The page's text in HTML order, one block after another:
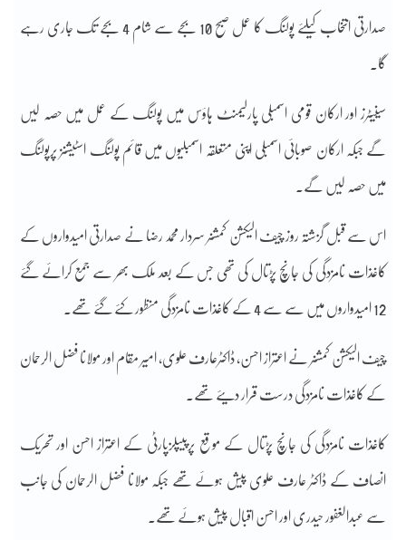
صدارتی انتخاب کیلئے پولنگ کا عمل صبح 10 بجے سے شام 4 بجے تک جاری رہے
گا۔
سینیٹرز اور ارکان قومی اسمبلی پارلیمنٹ ہاؤس میں پولنگ کے عمل میں حصہ لیں
گے جبکہ ارکان صوبائی اسمبلی اپنی متعلقہ اسمبلیوں میں قائم پولنگ اسٹیشنز پرپولنگ
میں حصہ لیں گے۔
اس سے قبل گزشتہ روز چیف الیکشن کمشنر سردار محمد رضا نے صدارتی امیدواروں کے
کاغذات نامزدگی کی جانچ پڑتال کی تھی جس کے بعد ملک بھر سے جمع کرائے گئے
12 امیدواروں میں سے سے 4 کے کاغذات نامزدگی منظور کئے گئے تھے۔
چیف الیکشن کمشنر نے اعتراز احسن، ڈاکٹرعارف علوی، امیر مقام اور مولانا فضل الرحمان
کے کاغذات نامزدگی درست قرار دیئے تھے۔
کاغذات نامزدگی کی جانچ پڑتال کے موقع پرپیپلزپارٹی کے اعتراز احسن اور تحریک
انصاف کے ڈاکٹر عارف علوی پیش ہوئے تھے جبکہ مولانا فضل الرحمان کی جانب
سے عبدالغفور حیدری اور احسن اقبال پیش ہوئے تھے۔